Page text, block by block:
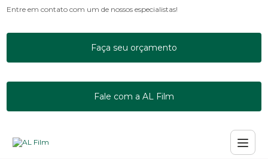
Entre em contato com um de nossos especialistas!
Faça seu orçamento
Fale com a AL Film